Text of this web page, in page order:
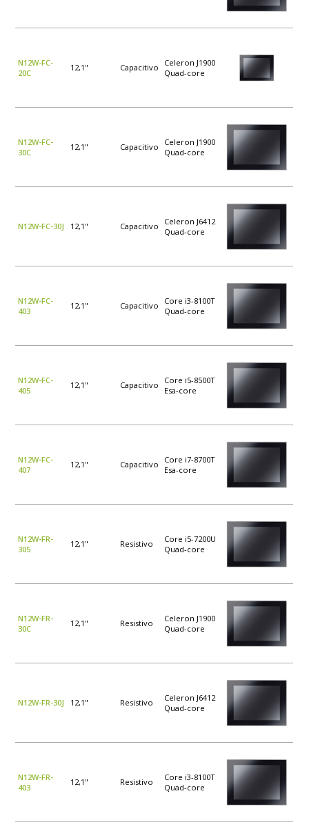
N12W-FC-
20C
12,1" Capacitivo
Celeron J1900
Quad-core
N12W-FC-
30C
12,1" Capacitivo
Celeron J1900
Quad-core
N12W-FC-30J 12,1" Capacitivo
Celeron J6412
Quad-core
N12W-FC-
403
12,1" Capacitivo
Core i3-8100T
Quad-core
N12W-FC-
405
12,1" Capacitivo
Core i5-8500T
Esa-core
N12W-FC-
407
12,1" Capacitivo
Core i7-8700T
Esa-core
N12W-FR-
305
12,1" Resistivo
Core i5-7200U
Quad-core
N12W-FR-
30C
12,1" Resistivo
Celeron J1900
Quad-core
N12W-FR-30J 12,1" Resistivo
Celeron J6412
Quad-core
N12W-FR-
403
12,1" Resistivo
Core i3-8100T
Quad-core